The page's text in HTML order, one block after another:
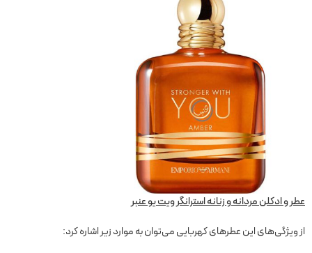
عطر و ادکلن مردانه و زنانه استرانگر ویت یو عنبر
از ویژگی‌های این عطرهای کهربایی می‌توان به موارد زیر اشاره کرد: